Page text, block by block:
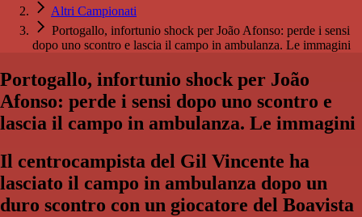
Altri Campionati
Portogallo, infortunio shock per João Afonso: perde i sensi
dopo uno scontro e lascia il campo in ambulanza. Le immagini
Portogallo, infortunio shock per João
Afonso: perde i sensi dopo uno scontro e
lascia il campo in ambulanza. Le immagini
Il centrocampista del Gil Vincente ha
lasciato il campo in ambulanza dopo un
duro scontro con un giocatore del Boavista